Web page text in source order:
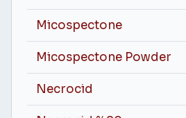
Micospectone
Micospectone Powder
Necrocid